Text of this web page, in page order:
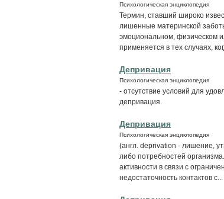
Психологическая энциклопедия
Термин, ставший широко
лишенные материнской
эмоциональном, физическом
применяется в тех случаях,
Депривация
Психологическая энциклопедия
- отсутствие условий для
депривация.
Депривация
Психологическая энциклопедия
(англ. deprivation - лишение,
либо потребностей
активности в связи с
недостаточность контактов с...